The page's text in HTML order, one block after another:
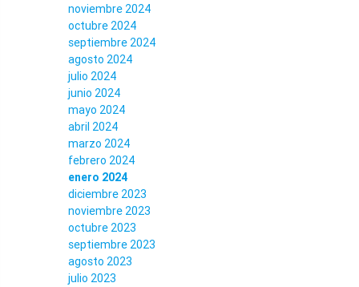
noviembre 2024
octubre 2024
septiembre 2024
agosto 2024
julio 2024
junio 2024
mayo 2024
abril 2024
marzo 2024
febrero 2024
enero 2024
diciembre 2023
noviembre 2023
octubre 2023
septiembre 2023
agosto 2023
julio 2023